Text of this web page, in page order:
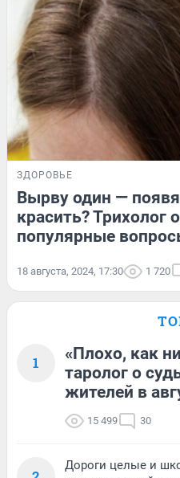
ЗДОРОВЬЕ
Вырву один —
красить? Трихолог
популярные
18 августа, 2024, 17:30 1 720
1
«Плохо, как
таролог о
жителей в
15 499 30
Дороги целые и